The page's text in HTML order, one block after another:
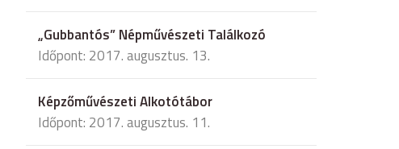
„Gubbantós” Népművészeti Találkozó
Időpont: 2017. augusztus. 13.
Képzőművészeti Alkotótábor
Időpont: 2017. augusztus. 11.